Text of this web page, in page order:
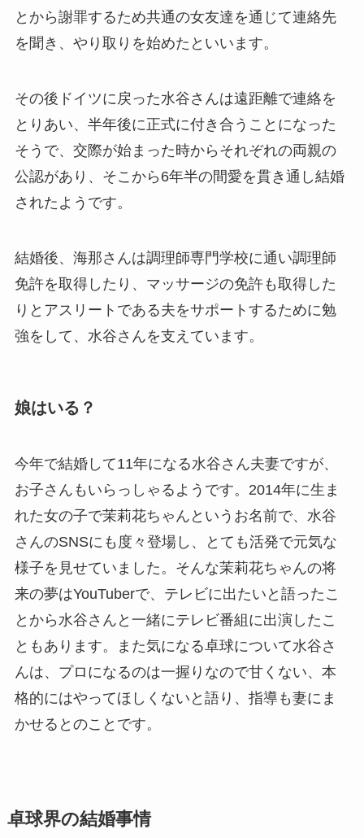
とから謝罪するため共通の女友達を通じて連絡先
を聞き、やり取りを始めたといいます。
その後ドイツに戻った水谷さんは遠距離で連絡を
とりあい、半年後に正式に付き合うことになった
そうで、交際が始まった時からそれぞれの両親の
公認があり、そこから6年半の間愛を貫き通し結婚
されたようです。
結婚後、海那さんは調理師専門学校に通い調理師
免許を取得したり、マッサージの免許も取得した
りとアスリートである夫をサポートするために勉
強をして、水谷さんを支えています。
娘はいる？
今年で結婚して11年になる水谷さん夫妻ですが、
お子さんもいらっしゃるようです。2014年に生ま
れた女の子で茉莉花ちゃんというお名前で、水谷
さんのSNSにも度々登場し、とても活発で元気な
様子を見せていました。そんな茉莉花ちゃんの将
来の夢はYouTuberで、テレビに出たいと語ったこ
とから水谷さんと一緒にテレビ番組に出演したこ
ともあります。また気になる卓球について水谷さ
んは、プロになるのは一握りなので甘くない、本
格的にはやってほしくないと語り、指導も妻にま
かせるとのことです。
卓球界の結婚事情